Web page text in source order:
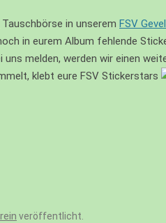
Tauschbörse in unserem FSV
in eurem Album fehlende
melden, werden wir einen
klebt eure FSV Stickerstars
veröffentlicht.